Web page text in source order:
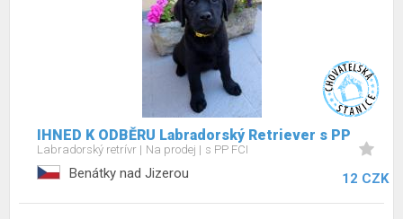
IHNED K ODBĚRU Labradorský Retriever s PP
Labradorský retrívr Na prodej s PP FCI
Benátky nad Jizerou 12 CZK